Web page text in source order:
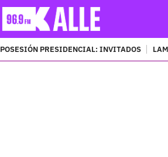
POSESIÓN PRESIDENCIAL: INVITADOS